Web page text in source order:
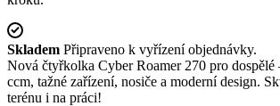
Skladem Připraveno k vyřízení objednávky.
Nová čtyřkolka Cyber Roamer 270 pro
ccm, tažné zařízení, nosiče a moderní design.
terénu i na práci!